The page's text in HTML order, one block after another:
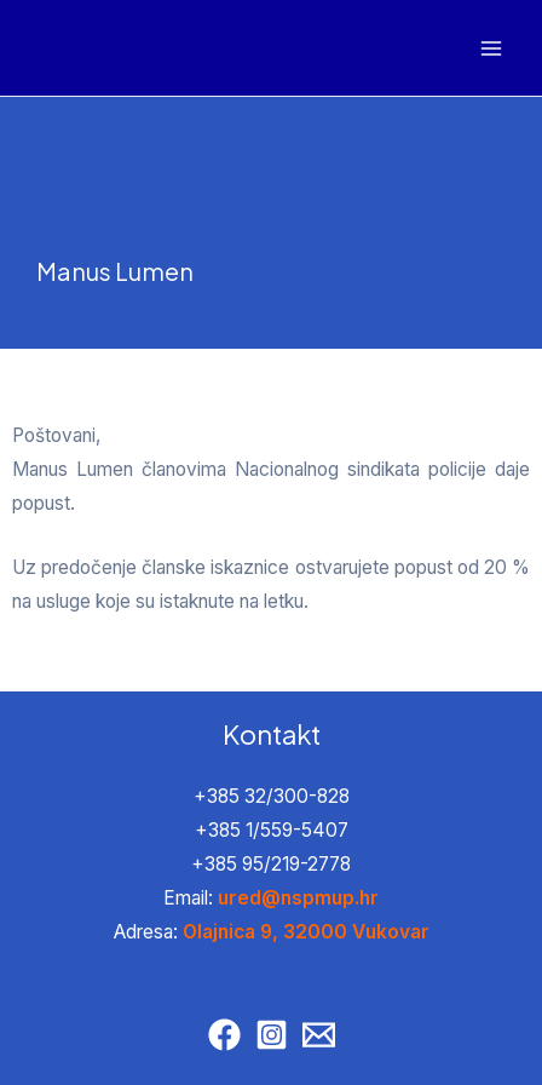
Manus Lumen
Poštovani,
Manus Lumen članovima Nacionalnog sindikata policije daje
popust.
Uz predočenje članske iskaznice ostvarujete popust od 20 %
na usluge koje su istaknute na letku.
Kontakt
+385 32/300-828
+385 1/559-5407
+385 95/219-2778
Email: ured@nspmup.hr
Adresa: Olajnica 9, 32000 Vukovar